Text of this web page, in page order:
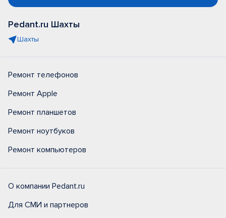
Pedant.ru Шахты
Шахты
Ремонт телефонов
Ремонт Apple
Ремонт планшетов
Ремонт ноутбуков
Ремонт компьютеров
О компании Pedant.ru
Для СМИ и партнеров